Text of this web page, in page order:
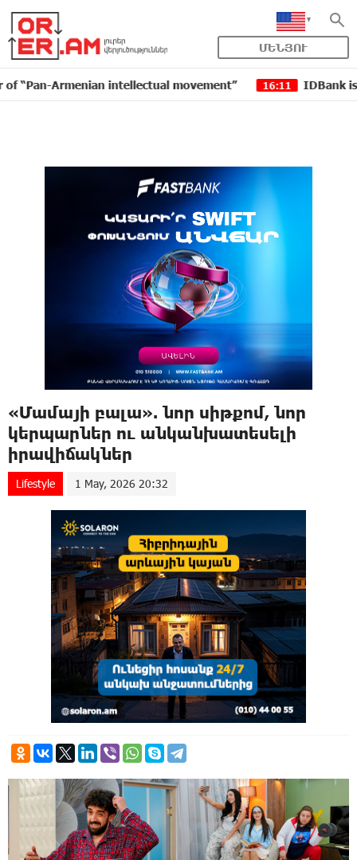
ՄԵՆՅՈՒ
16:11 IDBank issued another tranche of dollar bonds
«Մամայի բալա». նոր սիթքոմ, նոր
կերպարներ ու անկանխատեսելի
իրավիճակներ
Lifestyle 1 May, 2026 20:32